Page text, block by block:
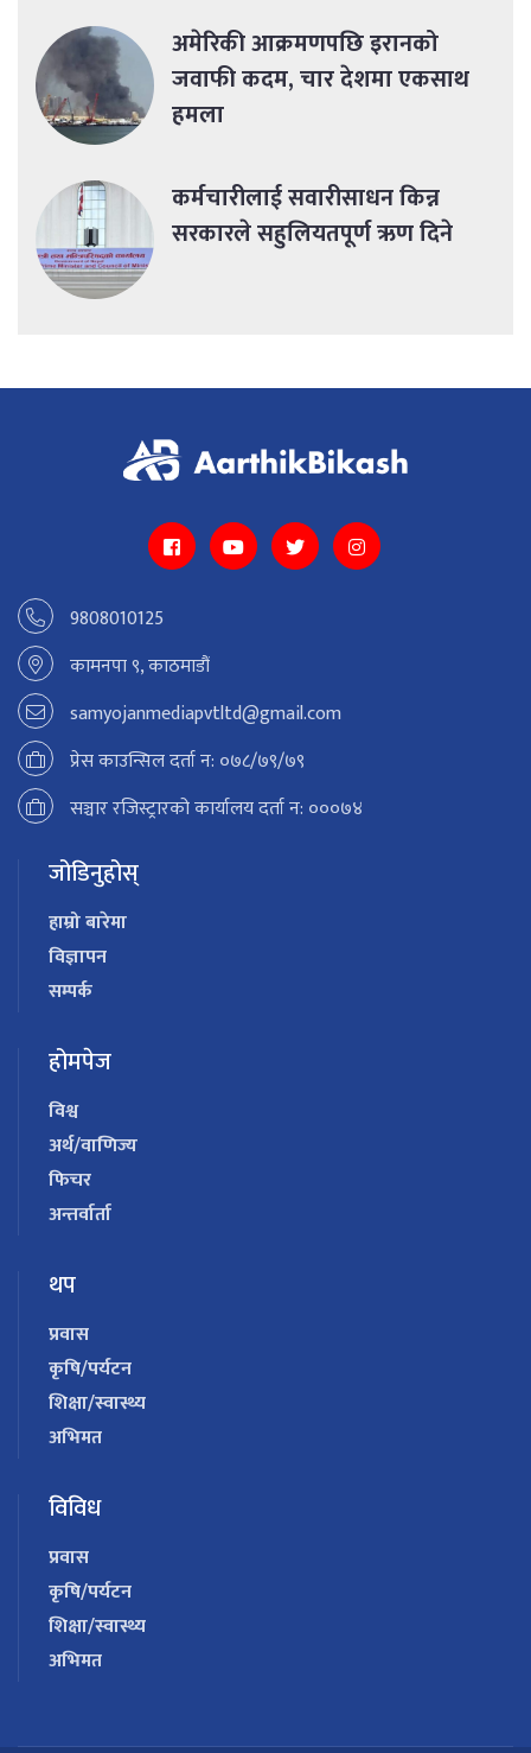
अमेरिकी आक्रमणपछि इरानको
जवाफी कदम, चार देशमा एकसाथ
हमला
कर्मचारीलाई सवारीसाधन किन्न
सरकारले सहुलियतपूर्ण ऋण दिने
9808010125
कामनपा ९, काठमाडौं
samyojanmediapvtltd@gmail.com
प्रेस काउन्सिल दर्ता न: ०७८/७९/७९
सञ्चार रजिस्ट्रारको कार्यालय दर्ता न: ०००७४
जोडिनुहोस्
हाम्रो बारेमा
विज्ञापन
सम्पर्क
होमपेज
विश्व
अर्थ/वाणिज्य
फिचर
अन्तर्वार्ता
थप
प्रवास
कृषि/पर्यटन
शिक्षा/स्वास्थ्य
अभिमत
विविध
प्रवास
कृषि/पर्यटन
शिक्षा/स्वास्थ्य
अभिमत